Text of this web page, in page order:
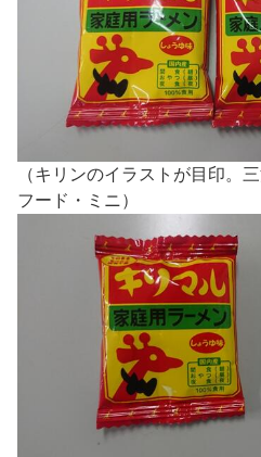
（キリンのイラストが目印。
フード・ミニ）